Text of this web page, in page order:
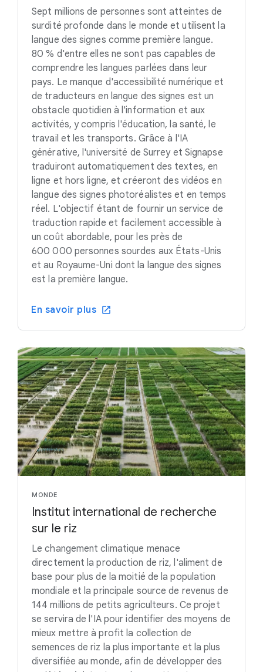
Sept millions de personnes sont atteintes de
surdité profonde dans le monde et utilisent la
langue des signes comme première langue.
80 % d'entre elles ne sont pas capables de
comprendre les langues parlées dans leur
pays. Le manque d'accessibilité numérique et
de traducteurs en langue des signes est un
obstacle quotidien à l'information et aux
activités, y compris l'éducation, la santé, le
travail et les transports. Grâce à l'IA
générative, l'université de Surrey et Signapse
traduiront automatiquement des textes, en
ligne et hors ligne, et créeront des vidéos en
langue des signes photoréalistes et en temps
réel. L'objectif étant de fournir un service de
traduction rapide et facilement accessible à
un coût abordable, pour les près de
600 000 personnes sourdes aux États-Unis
et au Royaume-Uni dont la langue des signes
est la première langue.
En savoir plus
MONDE
Institut international de recherche
sur le riz
Le changement climatique menace
directement la production de riz, l'aliment de
base pour plus de la moitié de la population
mondiale et la principale source de revenus de
144 millions de petits agriculteurs. Ce projet
se servira de l'IA pour identifier des moyens de
mieux mettre à profit la collection de
semences de riz la plus importante et la plus
diversifiée au monde, afin de développer des